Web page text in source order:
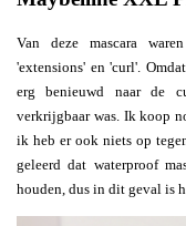
Van deze mascara
'extensions' en 'curl'.
erg benieuwd naar de
verkrijgbaar was. Ik koop
ik heb er ook niets op
geleerd dat waterproof
houden, dus in dit geval is